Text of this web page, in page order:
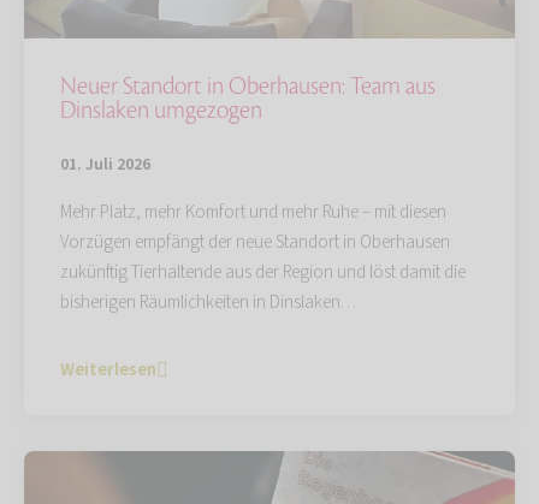
Neuer Standort in Oberhausen: Team aus
Dinslaken umgezogen
01. Juli 2026
Mehr Platz, mehr Komfort und mehr Ruhe – mit diesen
Vorzügen empfängt der neue Standort in Oberhausen
zukünftig Tierhaltende aus der Region und löst damit die
bisherigen Räumlichkeiten in Dinslaken…
Weiterlesen